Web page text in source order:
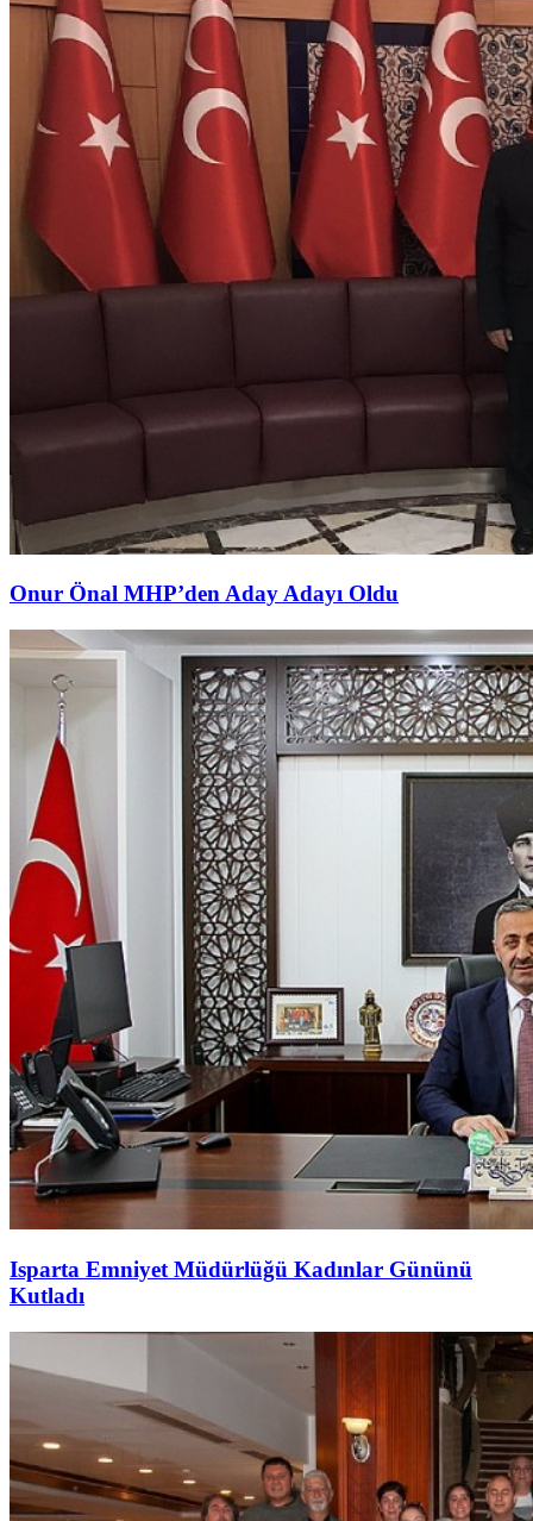
Onur Önal MHP’den Aday Adayı Oldu
Isparta Emniyet Müdürlüğü Kadınlar Gününü
Kutladı